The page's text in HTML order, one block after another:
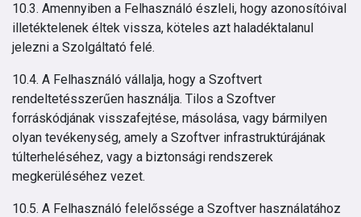
10.3. Amennyiben a Felhasználó észleli, hogy azonosítóival
illetéktelenek éltek vissza, köteles azt haladéktalanul
jelezni a Szolgáltató felé.
10.4. A Felhasználó vállalja, hogy a Szoftvert
rendeltetésszerűen használja. Tilos a Szoftver
forráskódjának visszafejtése, másolása, vagy bármilyen
olyan tevékenység, amely a Szoftver infrastruktúrájának
túlterheléséhez, vagy a biztonsági rendszerek
megkerüléséhez vezet.
10.5. A Felhasználó felelőssége a Szoftver használatához